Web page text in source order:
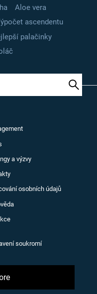
Aloe vera
ascendentu
palačinky
a výzvy
osobních údajů
soukromí